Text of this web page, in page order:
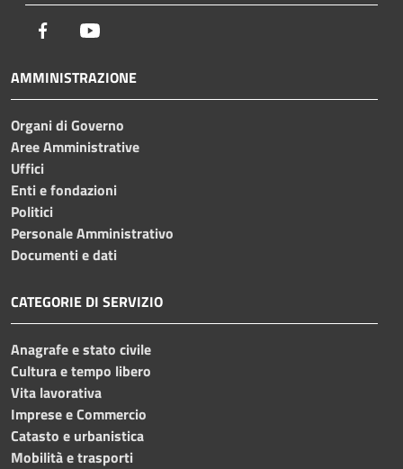
Facebook
AMMINISTRAZIONE
Organi di Governo
Aree Amministrative
Uffici
Enti e fondazioni
Politici
Personale Amministrativo
Documenti e dati
CATEGORIE DI SERVIZIO
Anagrafe e stato civile
Cultura e tempo libero
Vita lavorativa
Imprese e Commercio
Catasto e urbanistica
Mobilità e trasporti